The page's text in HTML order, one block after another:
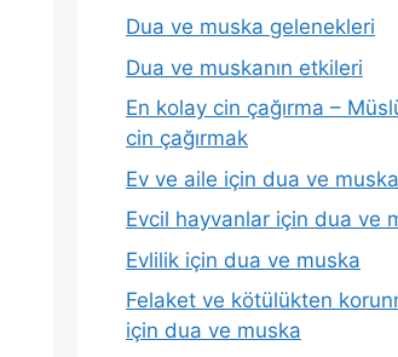
Dua ve muska gelenekleri
Dua ve muskanın etkileri
En kolay cin çağırma –
cin çağırmak
Ev ve aile için dua ve muska
Evcil hayvanlar için dua ve
Evlilik için dua ve muska
Felaket ve kötülükten
için dua ve muska